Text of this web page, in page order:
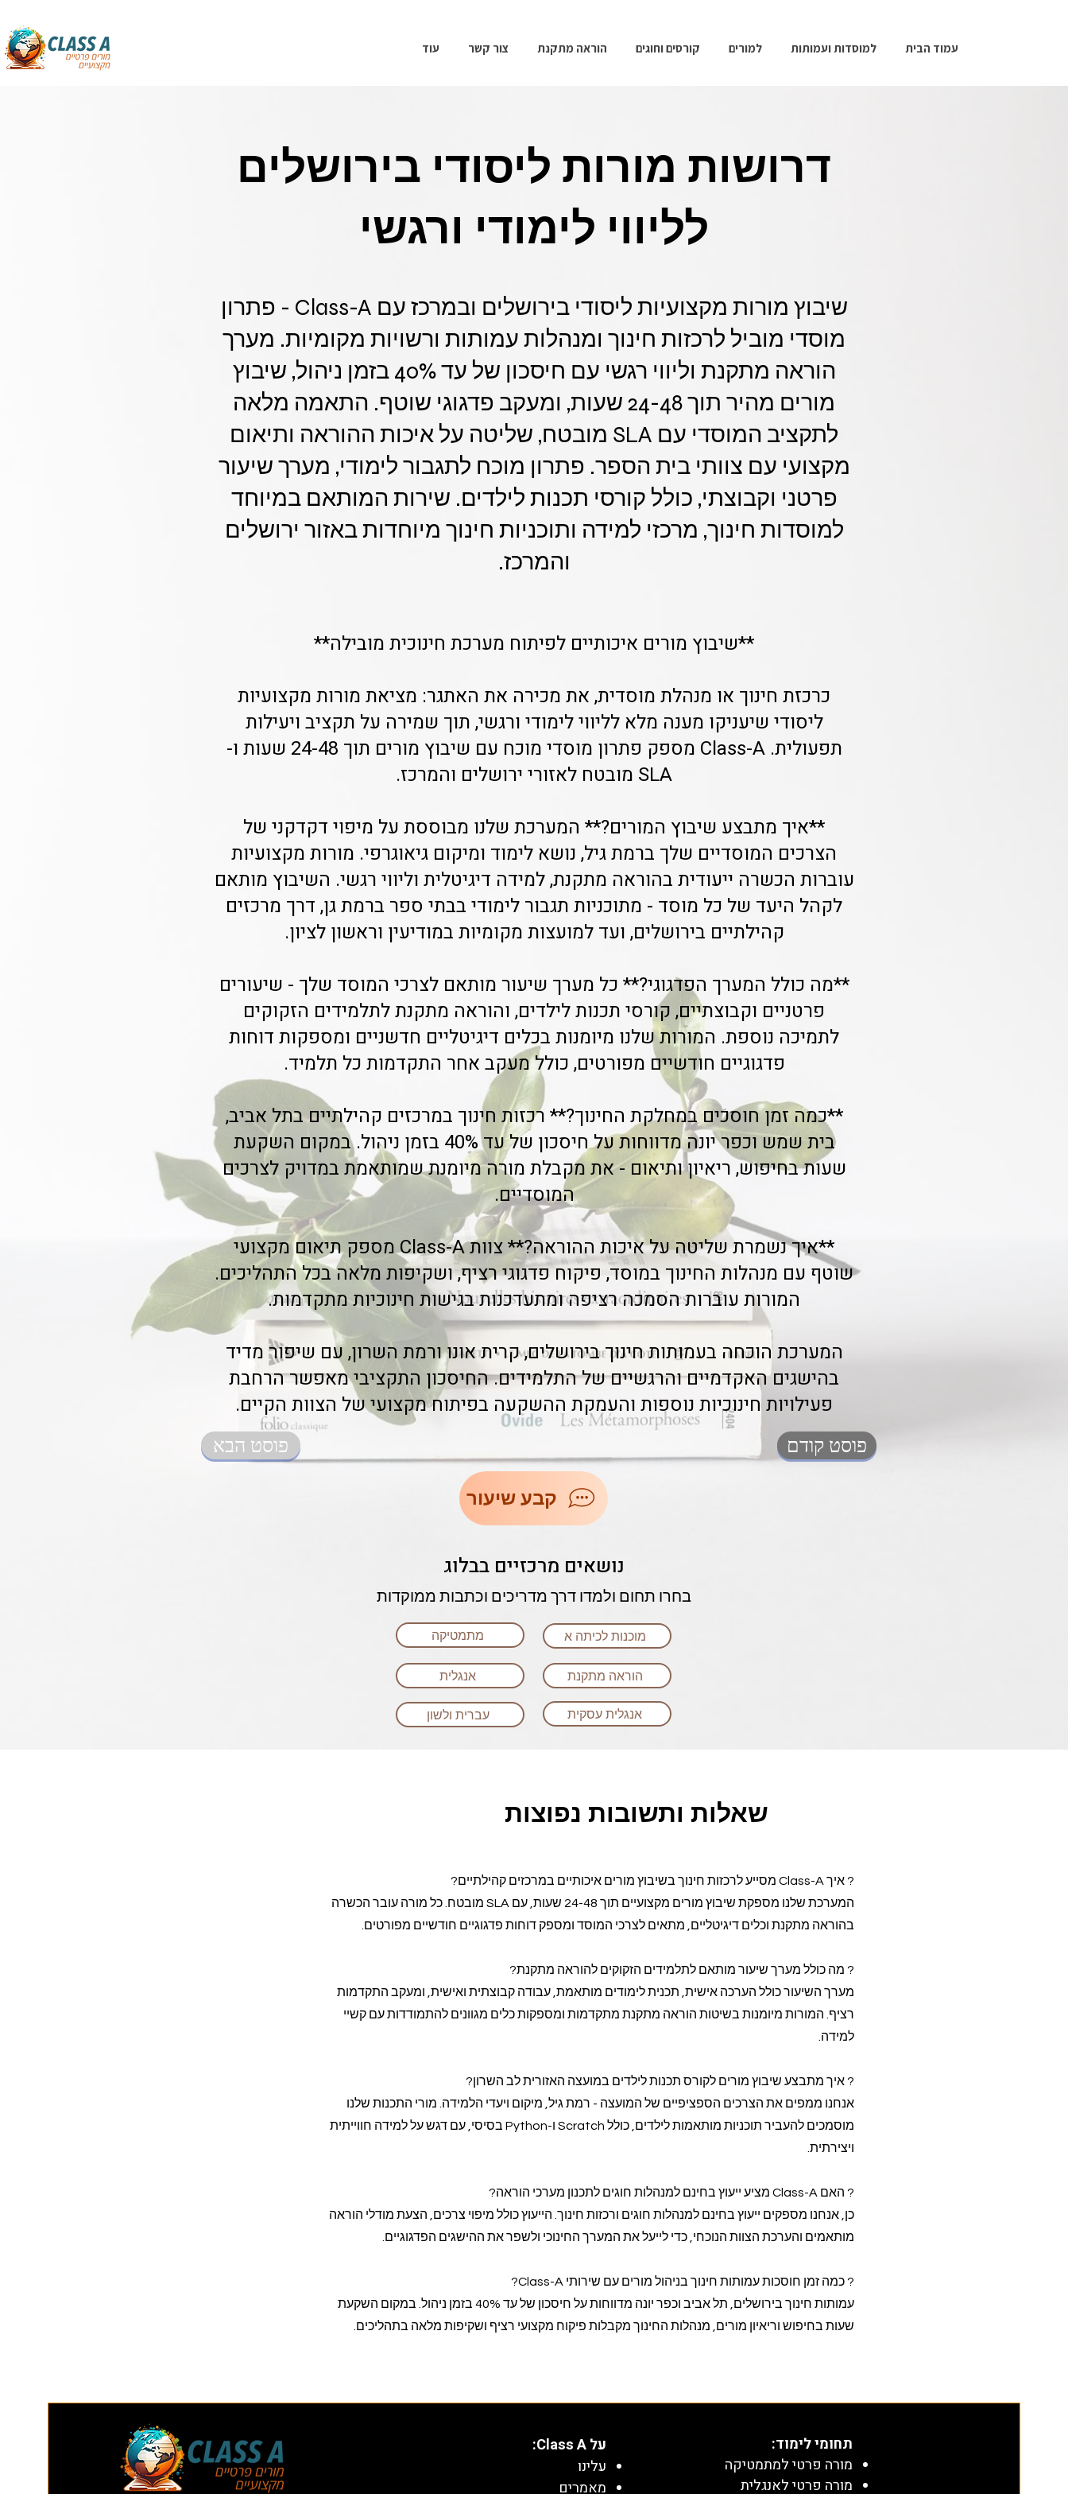
עמוד הבית למוסדות ועמותות למורים קורסים וחוגים הוראה מתקנת צור קשר עוד
דרושות מורות ליסודי בירושלים
לליווי לימודי ורגשי
שיבוץ מורות מקצועיות ליסודי בירושלים ובמרכז עם Class-A - פתרון
מוסדי מוביל לרכזות חינוך ומנהלות עמותות ורשויות מקומיות. מערך
הוראה מתקנת וליווי רגשי עם חיסכון של עד 40% בזמן ניהול, שיבוץ
מורים מהיר תוך 24-48 שעות, ומעקב פדגוגי שוטף. התאמה מלאה
לתקציב המוסדי עם SLA מובטח, שליטה על איכות ההוראה ותיאום
מקצועי עם צוותי בית הספר. פתרון מוכח לתגבור לימודי, מערך שיעור
פרטני וקבוצתי, כולל קורסי תכנות לילדים. שירות המותאם במיוחד
למוסדות חינוך, מרכזי למידה ותוכניות חינוך מיוחדות באזור ירושלים
והמרכז.
**שיבוץ מורים איכותיים לפיתוח מערכת חינוכית מובילה**
כרכזת חינוך או מנהלת מוסדית, את מכירה את האתגר: מציאת מורות מקצועיות
ליסודי שיעניקו מענה מלא לליווי לימודי ורגשי, תוך שמירה על תקציב ויעילות
תפעולית. Class-A מספק פתרון מוסדי מוכח עם שיבוץ מורים תוך 24-48 שעות ו-
SLA מובטח לאזורי ירושלים והמרכז.
**איך מתבצע שיבוץ המורים?** המערכת שלנו מבוססת על מיפוי דקדקני של
הצרכים המוסדיים שלך ברמת גיל, נושא לימוד ומיקום גיאוגרפי. מורות מקצועיות
עוברות הכשרה ייעודית בהוראה מתקנת, למידה דיגיטלית וליווי רגשי. השיבוץ מותאם
לקהל היעד של כל מוסד - מתוכניות תגבור לימודי בבתי ספר ברמת גן, דרך מרכזים
קהילתיים בירושלים, ועד למועצות מקומיות במודיעין וראשון לציון.
**מה כולל המערך הפדגוגי?** כל מערך שיעור מותאם לצרכי המוסד שלך - שיעורים
פרטניים וקבוצתיים, קורסי תכנות לילדים, והוראה מתקנת לתלמידים הזקוקים
לתמיכה נוספת. המורות שלנו מיומנות בכלים דיגיטליים חדשניים ומספקות דוחות
פדגוגיים חודשיים מפורטים, כולל מעקב אחר התקדמות כל תלמיד.
**כמה זמן חוסכים במחלקת החינוך?** רכזות חינוך במרכזים קהילתיים בתל אביב,
בית שמש וכפר יונה מדווחות על חיסכון של עד 40% בזמן ניהול. במקום השקעת
שעות בחיפוש, ריאיון ותיאום - את מקבלת מורה מיומנת שמותאמת במדויק לצרכים
המוסדיים.
**איך נשמרת שליטה על איכות ההוראה?** צוות Class-A מספק תיאום מקצועי
שוטף עם מנהלות החינוך במוסד, פיקוח פדגוגי רציף, ושקיפות מלאה בכל התהליכים.
המורות עוברות הסמכה רציפה ומתעדכנות בגישות חינוכיות מתקדמות.
המערכת הוכחה בעמותות חינוך בירושלים, קרית אונו ורמת השרון, עם שיפור מדיד
בהישגים האקדמיים והרגשיים של התלמידים. החיסכון התקציבי מאפשר הרחבת
פעילויות חינוכיות נוספות והעמקת ההשקעה בפיתוח מקצועי של הצוות הקיים.
פוסט הבא פוסט קודם
קבע שיעור
נושאים מרכזיים בבלוג
בחרו תחום ולמדו דרך מדריכים וכתבות ממוקדות
מוכנות לכיתה א מתמטיקה
הוראה מתקנת
אנגלית עסקית
אנגלית
עברית ולשון
שאלות ותשובות נפוצות
? איך Class-A מסייע לרכזות חינוך בשיבוץ מורים איכותיים במרכזים קהילתיים?
המערכת שלנו מספקת שיבוץ מורים מקצועיים תוך 24-48 שעות, עם SLA מובטח. כל מורה עובר הכשרה
בהוראה מתקנת וכלים דיגיטליים, מתאים לצרכי המוסד ומספק דוחות פדגוגיים חודשיים מפורטים.
? מה כולל מערך שיעור מותאם לתלמידים הזקוקים להוראה מתקנת?
מערך השיעור כולל הערכה אישית, תכנית לימודים מותאמת, עבודה קבוצתית ואישית, ומעקב התקדמות
רציף. המורות מיומנות בשיטות הוראה מתקנת מתקדמות ומספקות כלים מגוונים להתמודדות עם קשיי
למידה.
? איך מתבצע שיבוץ מורים לקורס תכנות לילדים במועצה האזורית לב השרון?
אנחנו ממפים את הצרכים הספציפיים של המועצה - רמת גיל, מיקום ויעדי הלמידה. מורי התכנות שלנו
מוסמכים להעביר תוכניות מותאמות לילדים, כולל Scratch ו-Python בסיסי, עם דגש על למידה חווייתית
ויצירתית.
? האם Class-A מציע ייעוץ בחינם למנהלות חוגים לתכנון מערכי הוראה?
כן, אנחנו מספקים ייעוץ בחינם למנהלות חוגים ורכזות חינוך. הייעוץ כולל מיפוי צרכים, הצעת מודלי הוראה
מותאמים והערכת הצוות הנוכחי, כדי לייעל את המערך החינוכי ולשפר את ההישגים הפדגוגיים.
? כמה זמן חוסכות עמותות חינוך בניהול מורים עם שירותי Class-A?
עמותות חינוך בירושלים, תל אביב וכפר יונה מדווחות על חיסכון של עד 40% בזמן ניהול. במקום השקעת
שעות בחיפוש וריאיון מורים, מנהלות החינוך מקבלות פיקוח מקצועי רציף ושקיפות מלאה בתהליכים.
תחומי לימוד:
מורה פרטי למתמטיקה
מורה פרטי לאנגלית
על Class A:
עלינו
מאמרים